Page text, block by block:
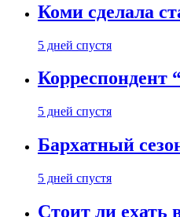
Коми сделала
5 дней спустя
Корреспондент
5 дней спустя
Бархатный
5 дней спустя
Стоит ли ехать